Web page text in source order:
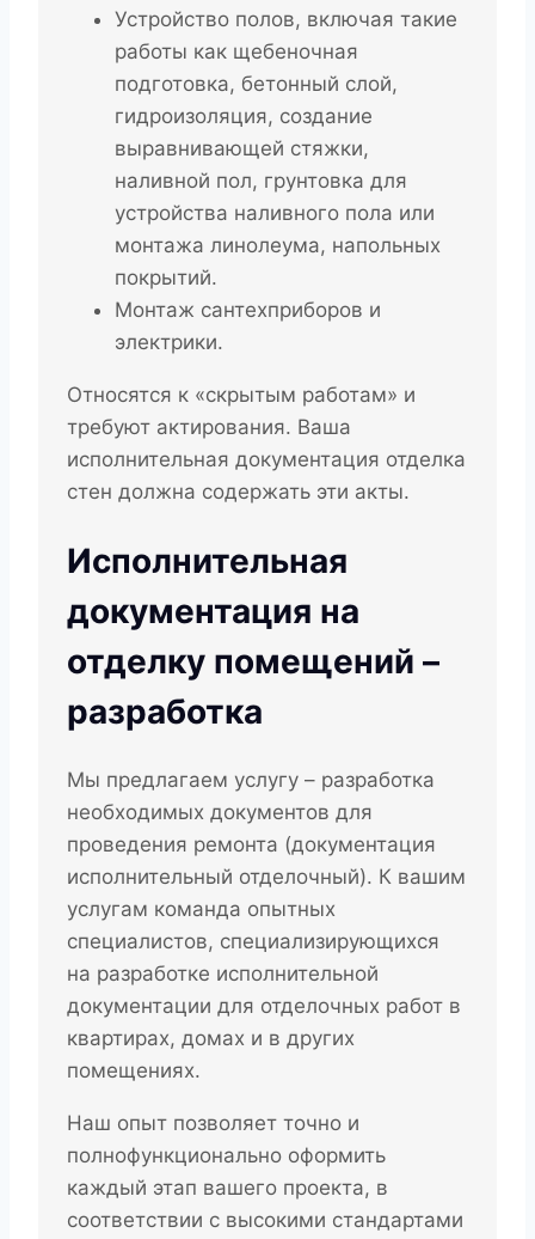
Устройство полов, включая такие
работы как щебеночная
подготовка, бетонный слой,
гидроизоляция, создание
выравнивающей стяжки,
наливной пол, грунтовка для
устройства наливного пола или
монтажа линолеума, напольных
покрытий.
Монтаж сантехприборов и
электрики.
Относятся к «скрытым работам» и
требуют актирования. Ваша
исполнительная документация отделка
стен должна содержать эти акты.
Исполнительная
документация на
отделку помещений –
разработка
Мы предлагаем услугу – разработка
необходимых документов для
проведения ремонта (документация
исполнительный отделочный). К вашим
услугам команда опытных
специалистов, специализирующихся
на разработке исполнительной
документации для отделочных работ в
квартирах, домах и в других
помещениях.
Наш опыт позволяет точно и
полнофункционально оформить
каждый этап вашего проекта, в
соответствии с высокими стандартами